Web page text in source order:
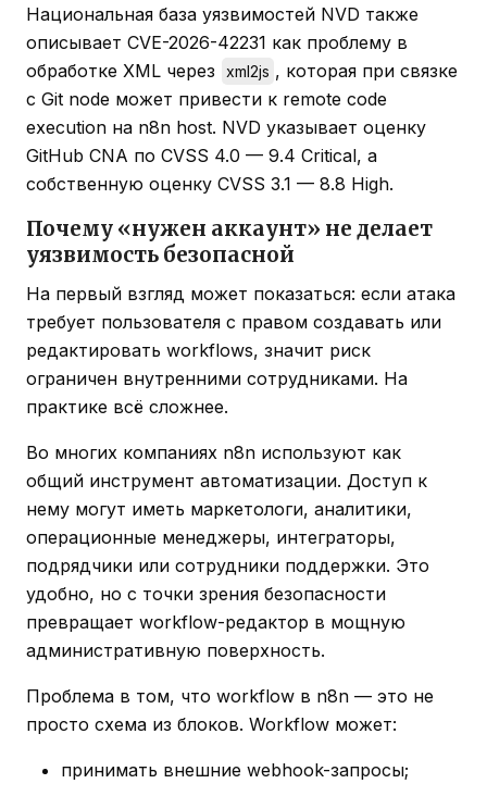
Национальная база уязвимостей NVD также
описывает CVE-2026-42231 как проблему в
обработке XML через
xml2js , которая при связке
с Git node может привести к remote code
execution на n8n host. NVD указывает оценку
GitHub CNA по CVSS 4.0 — 9.4 Critical, а
собственную оценку CVSS 3.1 — 8.8 High.
Почему «нужен аккаунт» не делает
уязвимость безопасной
На первый взгляд может показаться: если атака
требует пользователя с правом создавать или
редактировать workflows, значит риск
ограничен внутренними сотрудниками. На
практике всё сложнее.
Во многих компаниях n8n используют как
общий инструмент автоматизации. Доступ к
нему могут иметь маркетологи, аналитики,
операционные менеджеры, интеграторы,
подрядчики или сотрудники поддержки. Это
удобно, но с точки зрения безопасности
превращает workflow-редактор в мощную
административную поверхность.
Проблема в том, что workflow в n8n — это не
просто схема из блоков. Workflow может:
принимать внешние webhook-запросы;